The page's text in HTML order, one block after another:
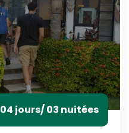
04 jours/ 03 nuitées